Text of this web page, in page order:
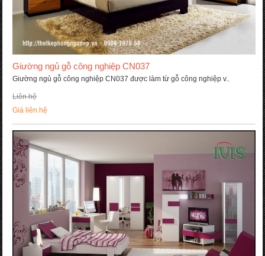
Giường ngủ gỗ công nghiệp CN037
Giường ngủ gỗ công nghiệp CN037 được làm từ gỗ công nghiệp v..
Liên hệ
Giá liên hệ